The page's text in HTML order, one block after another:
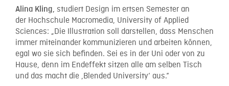
Alina Kling, studiert Design im ertsen Semester an
der Hochschule Macromedia, University of Applied
Sciences: „Die Illustration soll darstellen, dass Menschen
immer miteinander kommunizieren und arbeiten können,
egal wo sie sich befinden. Sei es in der Uni oder von zu
Hause, denn im Endeffekt sitzen alle am selben Tisch
und das macht die ‚Blended University‘ aus.“